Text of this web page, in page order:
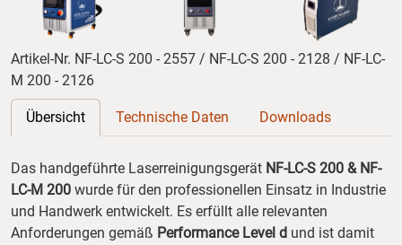
Artikel-Nr. NF-LC-S 200 - 2557 / NF-LC-S 200 - 2128 / NF-LC-
M 200 - 2126
Übersicht Technische Daten Downloads
Das handgeführte Laserreinigungsgerät NF-LC-S 200 & NF-
LC-M 200 wurde für den professionellen Einsatz in Industrie
und Handwerk entwickelt. Es erfüllt alle relevanten
Anforderungen gemäß Performance Level d und ist damit